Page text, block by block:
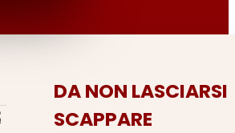
DA NON LASCIARSI
SCAPPARE